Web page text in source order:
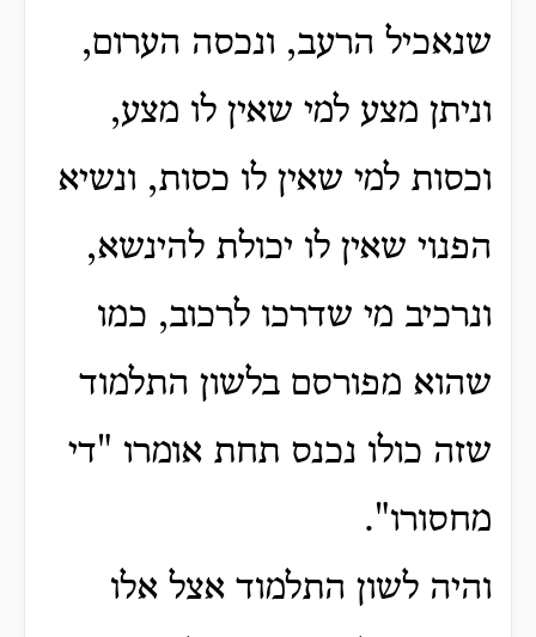
שנאכיל הרעב, ונכסה הערום,
וניתן מצע למי שאין לו מצע,
וכסות למי שאין לו כסות, ונשיא
הפנוי שאין לו יכולת להינשא,
ונרכיב מי שדרכו לרכוב, כמו
שהוא מפורסם בלשון התלמוד
שזה כולו נכנס תחת אומרו "די
מחסורו".
והיה לשון התלמוד אצל אלו